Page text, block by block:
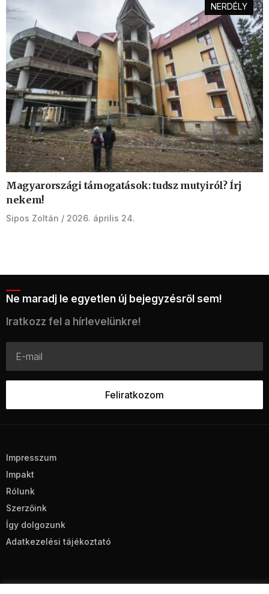
NERDÉLY
Magyarországi támogatások: tudsz mutyiról? Írj
nekem!
Sipos Zoltán 2026. április 24.
Ne maradj le egyetlen új bejegyzésről sem!
Iratkozz fel a hírlevelünkre!
Impresszum
Impakt
Rólunk
Szerzőink
Így dolgozunk
Adatkezelési tájékoztató